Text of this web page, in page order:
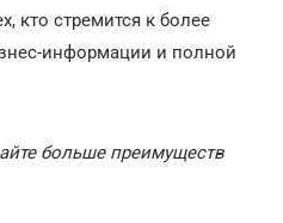
кто стремится к более
информации и полной
больше преимуществ